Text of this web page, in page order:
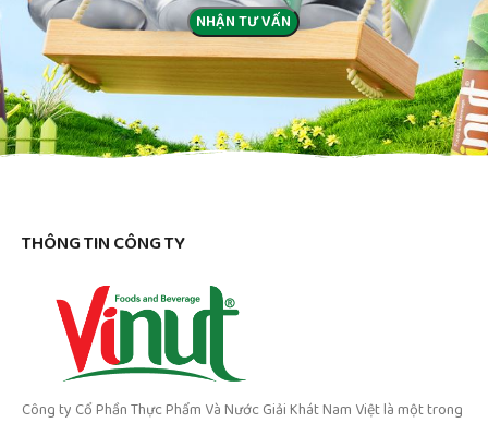
THÔNG TIN CÔNG TY
Công ty Cổ Phần Thực Phẩm Và Nước Giải Khát Nam Việt là một trong